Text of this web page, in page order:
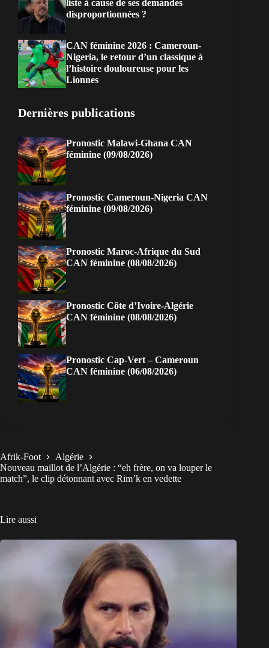
liste à cause de ses demandes
disproportionnées ?
CAN féminine 2026 : Cameroun-
Nigeria, le retour d’un classique à
l’histoire douloureuse pour les
Lionnes
Dernières publications
Pronostic Malawi-Ghana CAN
féminine (09/08/2026)
Pronostic Cameroun-Nigeria CAN
féminine (09/08/2026)
Pronostic Maroc-Afrique du Sud
CAN féminine (08/08/2026)
Pronostic Côte d’Ivoire-Algérie
CAN féminine (08/08/2026)
Pronostic Cap-Vert – Cameroun
CAN féminine (06/08/2026)
Afrik-Foot
Algérie
Nouveau maillot de l’Algérie : “eh frère, on va louper le
match”, le clip détonnant avec Rim’k en vedette
Lire aussi